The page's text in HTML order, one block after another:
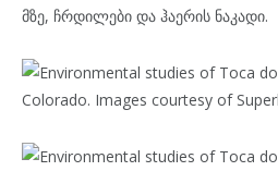
მზე, ჩრდილები და ჰაერის ნაკადი.